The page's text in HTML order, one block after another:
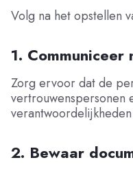
Volg na het opstellen
1.
Zorg ervoor dat de
vertrouwenspersonen
2. Bewaar